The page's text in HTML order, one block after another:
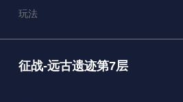
玩法
征战-远古遗迹第7层